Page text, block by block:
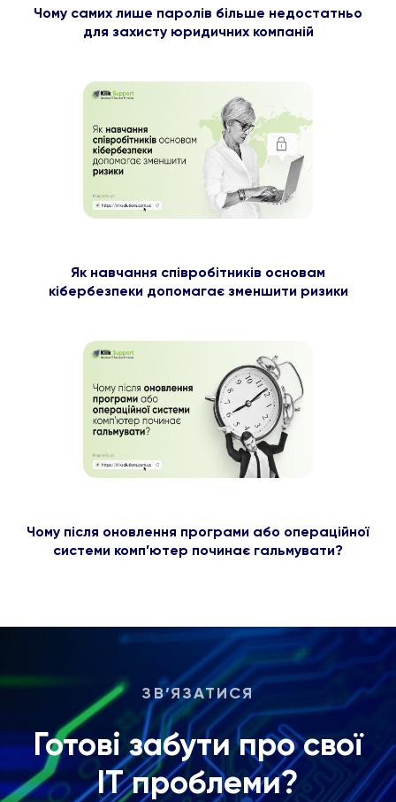
Чому самих лише паролів більше недостатньо
для захисту юридичних компаній
Як навчання співробітників основам
кібербезпеки допомагає зменшити ризики
Чому після оновлення програми або операційної
системи комп’ютер починає гальмувати?
ЗВ’ЯЗАТИСЯ
Готові забути про свої
ІТ проблеми?